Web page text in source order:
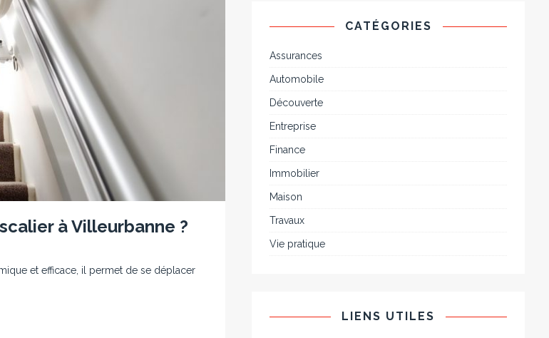
à Villeurbanne ?
et efficace, il permet de se déplacer
CATÉGORIES
Assurances
Automobile
Découverte
Entreprise
Finance
Immobilier
Maison
Travaux
Vie pratique
LIENS UTILES